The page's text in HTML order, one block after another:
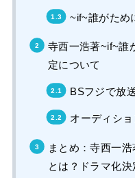
~if~誰がため
寺西一浩著~if~誰
定について
BSフジで放
オーディシ
まとめ：寺西一
とは？ドラマ化